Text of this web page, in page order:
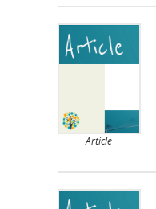
Article